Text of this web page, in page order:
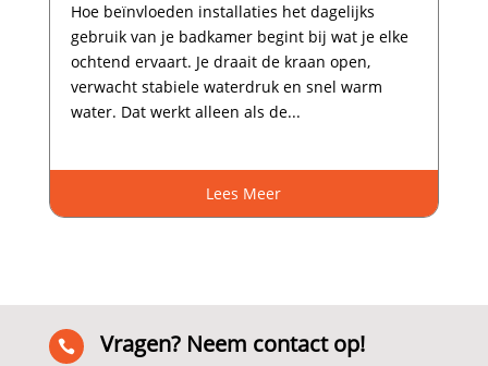
Hoe beïnvloeden installaties het dagelijks
gebruik van je badkamer begint bij wat je elke
ochtend ervaart.​ Je draait de kraan open,
verwacht stabiele waterdruk en snel warm
water.​ Dat werkt alleen als de...
Lees Meer
 Vragen? Neem contact op!